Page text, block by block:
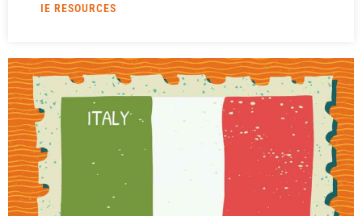
IE RESOURCES